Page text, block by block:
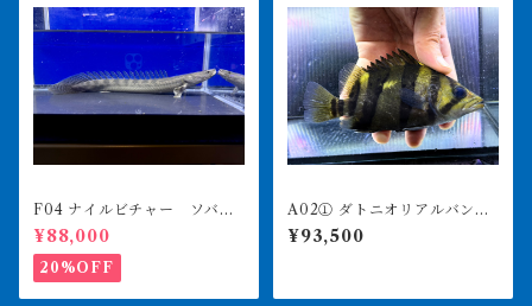
F04 ナイルビチャー ソバト
川 39㎝前後 薬浴完了済み
¥88,000
20%OFF
A02① ダトニオリアルバン
ド 15㎝前後 イエロー シ
ミなし
¥93,500